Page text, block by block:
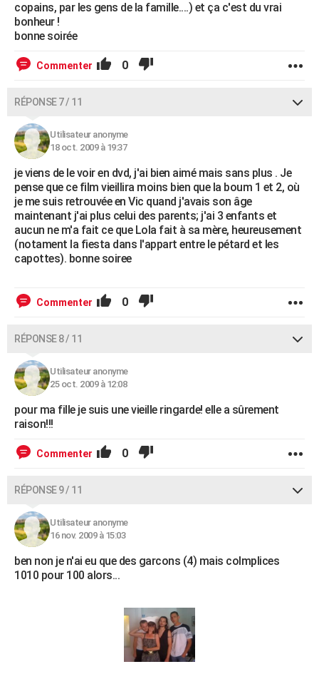
copains, par les gens de la famille....) et ça c'est du vrai
bonheur !
bonne soirée
Commenter 0
RÉPONSE 7 / 11
Utilisateur anonyme
18 oct. 2009 à 19:37
je viens de le voir en dvd, j'ai bien aimé mais sans plus . Je
pense que ce film vieillira moins bien que la boum 1 et 2, où
je me suis retrouvée en Vic quand j'avais son âge
maintenant j'ai plus celui des parents; j'ai 3 enfants et
aucun ne m'a fait ce que Lola fait à sa mère, heureusement
(notament la fiesta dans l'appart entre le pétard et les
capottes). bonne soiree
Commenter 0
RÉPONSE 8 / 11
Utilisateur anonyme
25 oct. 2009 à 12:08
pour ma fille je suis une vieille ringarde! elle a sûrement
raison!!!
Commenter 0
RÉPONSE 9 / 11
Utilisateur anonyme
16 nov. 2009 à 15:03
ben non je n'ai eu que des garcons (4) mais colmplices
1010 pour 100 alors...